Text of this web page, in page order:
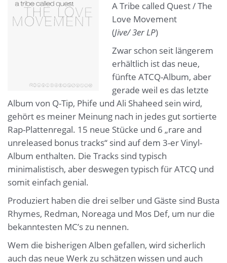
A Tribe called Quest / The
Love Movement
(Jive/ 3er LP)
Zwar schon seit längerem
erhältlich ist das neue,
fünfte ATCQ-Album, aber
gerade weil es das letzte
Album von Q-Tip, Phife und Ali Shaheed sein wird,
gehört es meiner Meinung nach in jedes gut sortierte
Rap-Plattenregal. 15 neue Stücke und 6 „rare and
unreleased bonus tracks“ sind auf dem 3-er Vinyl-
Album enthalten. Die Tracks sind typisch
minimalistisch, aber deswegen typisch für ATCQ und
somit einfach genial.
Produziert haben die drei selber und Gäste sind Busta
Rhymes, Redman, Noreaga und Mos Def, um nur die
bekanntesten MC’s zu nennen.
Wem die bisherigen Alben gefallen, wird sicherlich
auch das neue Werk zu schätzen wissen und auch